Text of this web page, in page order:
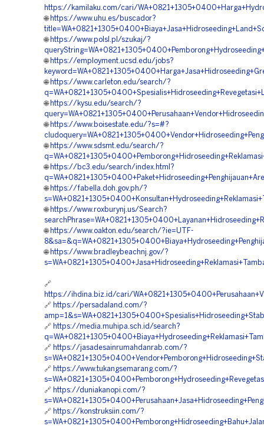
https://kamilaku.com/cari/
🌐 https://www.uhu.es/buscador?
🌐 https://www.polsl.pl/szukaj/?
🌐 https://employment.ucsd.edu/jobs?
🌐 https://www.carleton.edu/search/?
🌐 https://kysu.edu/search/?
🌐 https://www.boisestate.edu/?s=#?
🌐 https://www.sdsmt.edu/search/?
🌐 https://bc3.edu/search/index.html?
🌐 https://fabella.doh.gov.ph/?
🌐 https://www.roxburynj.us/Search?
🌐 https://www.oakton.edu/search/?ie=UTF-
🌐 https://www.bradleybeachnj.gov/?
🔗
https://ihdina.biz.id/cari/
🔗 https://persadaland.com/?
🔗 https://media.muhipa.sch.id/search?
🔗 https://jasadesainrumahdanrab.com/?
🔗 https://www.tukangsemarang.com/?
🔗 https://duniakanopi.com/?
🔗 https://konstruksiin.com/?